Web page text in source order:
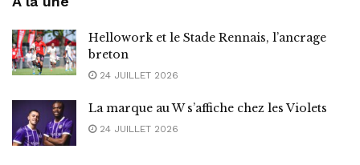
Hellowork et le Stade Rennais, l’ancrage
breton
24 JUILLET 2026
La marque au W s’affiche chez les Violets
24 JUILLET 2026